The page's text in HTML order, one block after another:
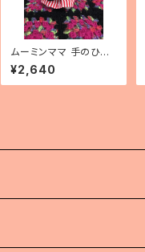
ムーミンママ 手のひら
サイズぬいぐるみ
¥2,640